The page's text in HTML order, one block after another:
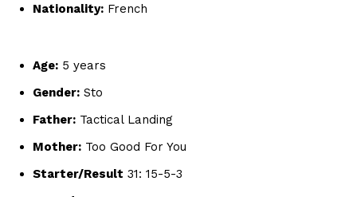
Nationality: French
Age: 5 years
Gender: Sto
Father: Tactical Landing
Mother: Too Good For You
Starter/Result 31: 15-5-3